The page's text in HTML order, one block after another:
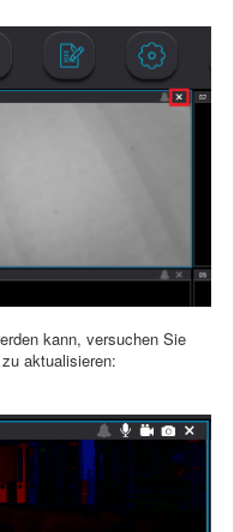
kann, versuchen Sie
aktualisieren: